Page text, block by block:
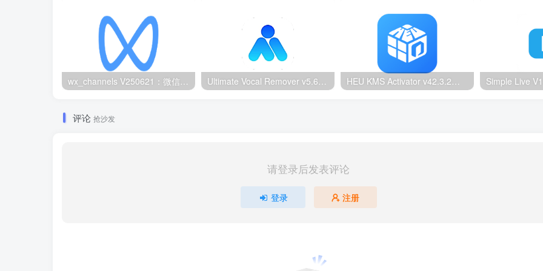
wx_channels V250621：微信视频号下载工具|支持Win/macOS Ultimate Vocal Remover v5.6.0汉化版：一键人声分离工具 HEU KMS Activator v42.3.2：Windows/Office智能激活工具
评论 抢沙发
请登录后发表评论
登录 注册